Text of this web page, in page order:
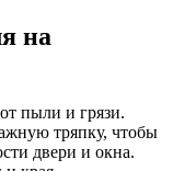
на
пыли и грязи.
тряпку, чтобы
двери и окна.